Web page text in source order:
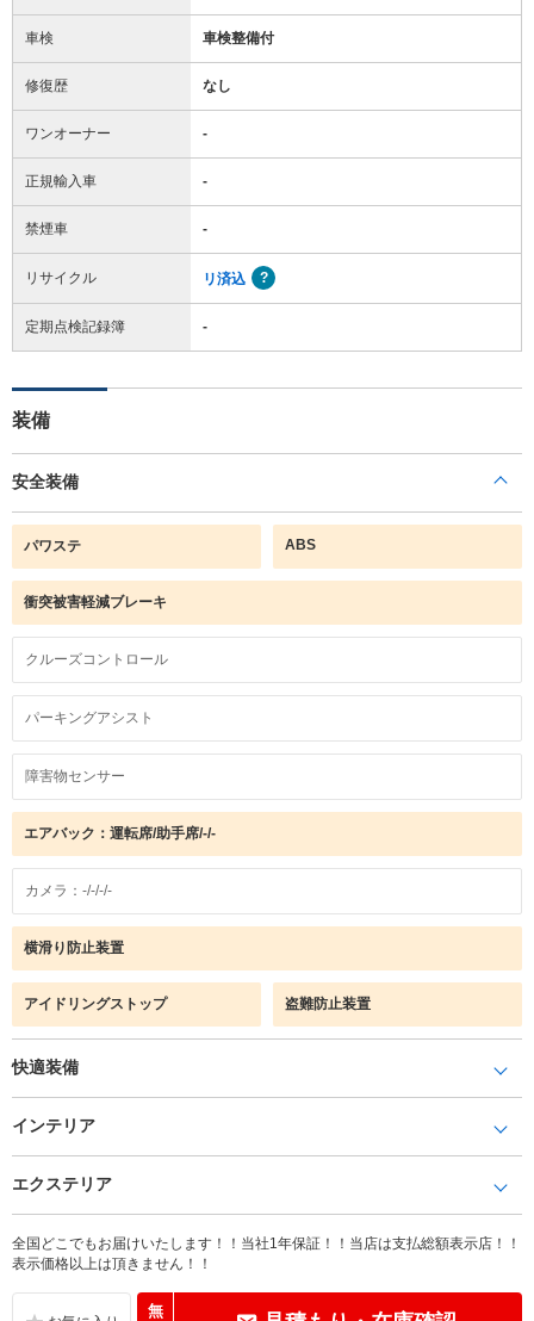
車検 車検整備付
修復歴 なし
ワンオーナー -
正規輸入車 -
禁煙車 -
リサイクル リ済込
定期点検記録簿 -
装備
安全装備
パワステ ABS
衝突被害軽減ブレーキ
クルーズコントロール
パーキングアシスト
障害物センサー
エアバック：運転席/助手席/-/-
カメラ：-/-/-/-
横滑り防止装置
アイドリングストップ 盗難防止装置
快適装備
インテリア
エクステリア
全国どこでもお届けいたします！！当社1年保証！！当店は支払総額表示店！！
表示価格以上は頂きません！！
無